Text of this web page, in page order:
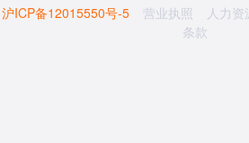
沪ICP备12015550号-5
营业执照 人力资
条款